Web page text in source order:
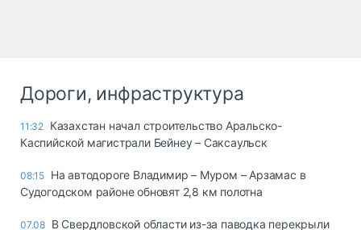
Дороги, инфраструктура
11:32 Казахстан начал строительство Аральско-
Каспийской магистрали Бейнеу – Саксаульск
08:15 На автодороге Владимир – Муром – Арзамас в
Судогодском районе обновят 2,8 км полотна
07.08 В Свердловской области из-за паводка перекрыли